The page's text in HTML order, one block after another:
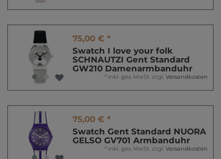
75,00 € *
Swatch I love your folk
SCHNAUTZI Gent Standard
GW210 Damenarmbanduhr
* inkl. ges. MwSt. zzgl. Versandkosten
75,00 € *
Swatch Gent Standard NUORA
GELSO GV701 Armbanduhr
* inkl. ges. MwSt. zzgl. Versandkosten